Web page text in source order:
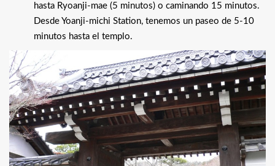
hasta Ryoanji-mae (5 minutos) o caminando 15 minutos.
Desde Yoanji-michi Station, tenemos un paseo de 5-10
minutos hasta el templo.